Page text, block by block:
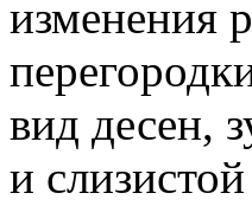
изменения
вид десен,
и